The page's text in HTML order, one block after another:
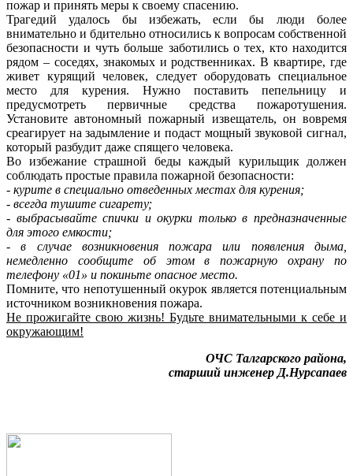
пожар и принять меры к своему спасению.
Трагедий удалось бы избежать, если бы люди более
внимательно и бдительно относились к вопросам собственной
безопасности и чуть больше заботились о тех, кто находится
рядом – соседях, знакомых и родственниках. В квартире, где
живет курящий человек, следует оборудовать специальное
место для курения. Нужно поставить пепельницу и
предусмотреть первичные средства пожаротушения.
Установите автономный пожарный извещатель, он вовремя
среагирует на задымление и подаст мощный звуковой сигнал,
который разбудит даже спящего человека.
Во избежание страшной беды каждый курильщик должен
соблюдать простые правила пожарной безопасности:
- курите в специально отведенных местах для курения;
- всегда тушите сигарету;
- выбрасывайте спички и окурки только в предназначенные
для этого емкости;
- в случае возникновения пожара или появления дыма,
немедленно сообщите об этом в пожарную охрану по
телефону «01» и покиньте опасное место.
Помните, что непотушенный окурок является потенциальным
источником возникновения пожара.
Не прожигайте свою жизнь! Будьте внимательными к себе и
окружающим!
ОЧС Талгарского района,
старший инженер Д.Нурсапаев